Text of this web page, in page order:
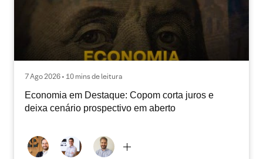
7 Ago 2026 • 10 mins de leitura
Economia em Destaque: Copom corta juros e
deixa cenário prospectivo em aberto